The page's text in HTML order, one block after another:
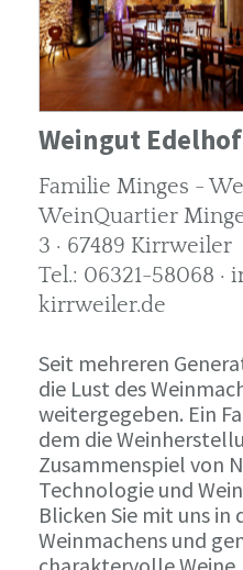
Weingut
Familie Minges -
WeinQuartier
3 · 67489 Kirrweiler
Tel.: 06321-58068 ·
kirrweiler.de
Seit mehreren
die Lust des
weitergegeben. Ein
dem die
Zusammenspiel von
Technologie und
Blicken Sie mit uns in
Weinmachens und